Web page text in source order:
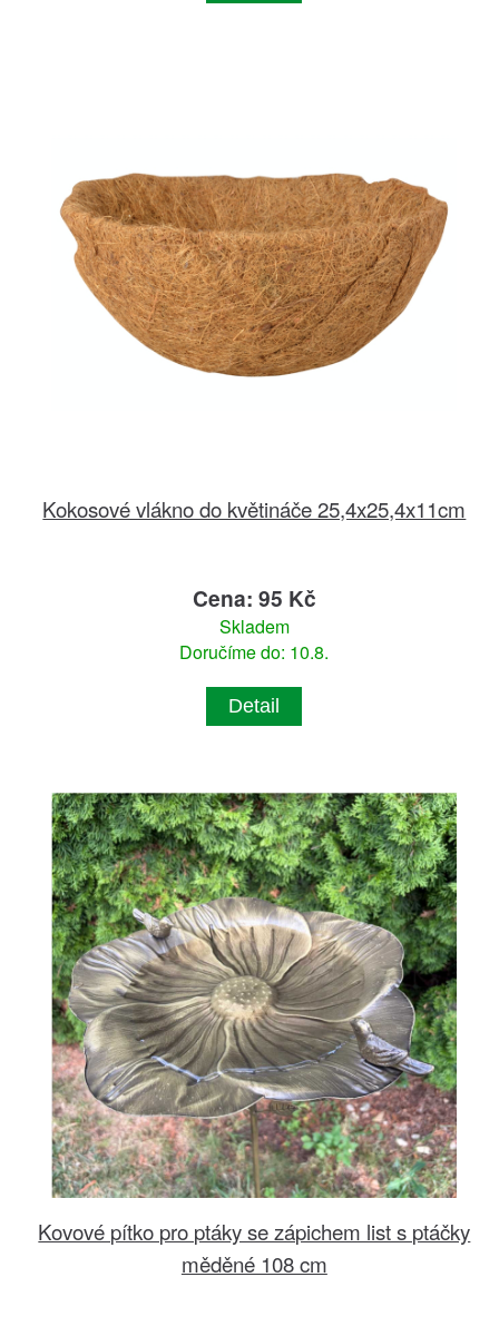
Kokosové vlákno do květináče 25,4x25,4x11cm
Cena: 95 Kč
Skladem
Doručíme do: 10.8.
Detail
Kovové pítko pro ptáky se zápichem list s ptáčky
měděné 108 cm